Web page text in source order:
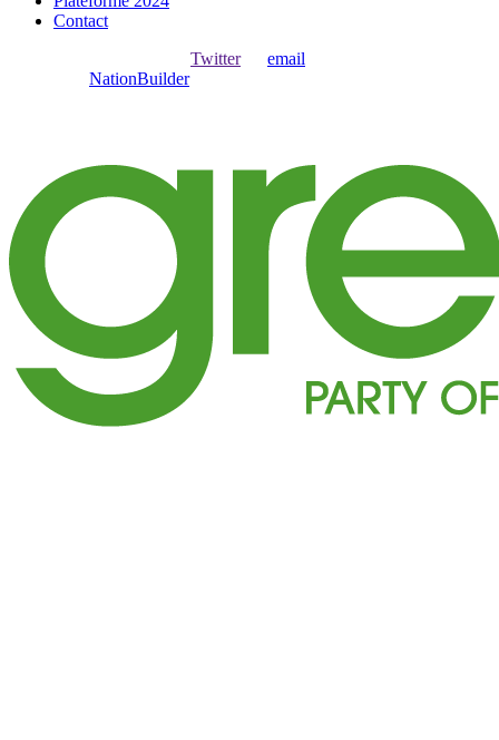
Contact
Twitterou email
NationBuilder